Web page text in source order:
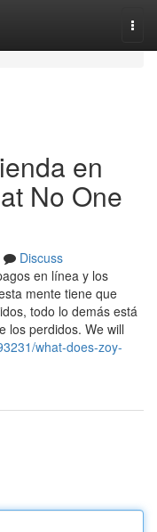
en
No One
Discuss
en línea y los
mente tiene que
todo lo demás está
los perdidos. We will
what-does-zoy-